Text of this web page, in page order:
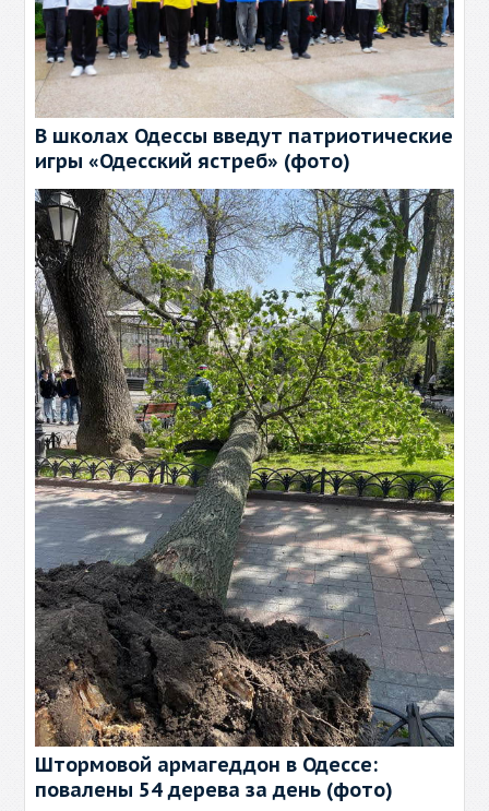
В школах Одессы введут патриотические
игры «Одесский ястреб» (фото)
Штормовой армагеддон в Одессе:
повалены 54 дерева за день (фото)